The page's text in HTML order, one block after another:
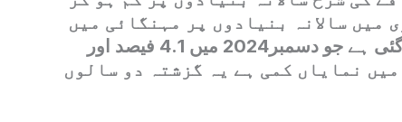
میں سالانہ بنیادوں پر مہنگائی میں
اضافے کی رفتار کم ہوکر 2.4 فیصد پر آگئی ہے جو دسمبر2024 میں 4.1 فیصد اور
کے مقابلے میں نمایاں کمی ہے یہ گزشتہ دو سالوں